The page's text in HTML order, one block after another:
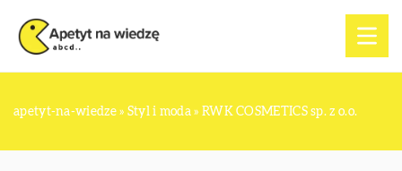
apetyt-na-wiedze» Styl i moda » RWK COSMETICS sp. z o.o.